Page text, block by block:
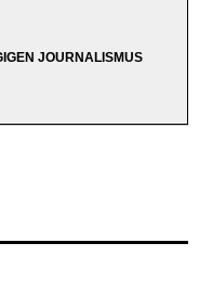
JOURNALISMUS